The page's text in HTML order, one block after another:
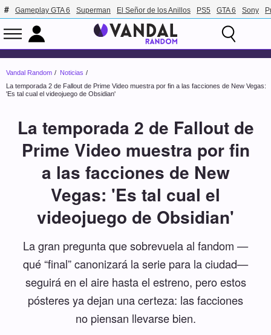
Gameplay GTA 6 Superman El Señor de los Anillos PS5 GTA 6 Sony
Vandal Random
Noticias
La temporada 2 de Fallout de Prime Video muestra por fin a las facciones de New Vegas:
'Es tal cual el videojuego de Obsidian'
La temporada 2 de Fallout de
Prime Video muestra por fin
a las facciones de New
Vegas: 'Es tal cual el
videojuego de Obsidian'
La gran pregunta que sobrevuela al fandom —
qué “final” canonizará la serie para la ciudad—
seguirá en el aire hasta el estreno, pero estos
pósteres ya dejan una certeza: las facciones
no piensan llevarse bien.